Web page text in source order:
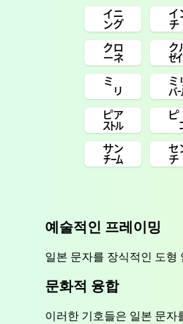
㌄
㌛
㍉
㌮
㌠
예술적인 프레이밍
일본 문자를 장식적인 도
문화적 융합
이러한 기호들은 일본 문